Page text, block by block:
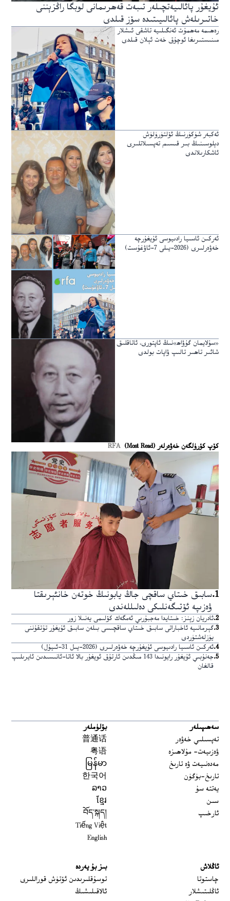
ئۇيغۇر پائالىيەتچىلەر تىبەت قەھرىمانى لوبگا راڭزېننى
خاتىرىلەش پائالىيىتىدە سۆز قىلدى
رەھىمە مەھمۇت ئەنگىلىيە تاشقى ئىشلار
مىنىستىرىغا ئوچۇق خەت ئېلان قىلدى
ئەكبەر شۈكۈرنىڭ ئۆلتۈرۈلۈش
دېلوسىنىڭ بىر قىسىم تەپسىلاتلىرى
ئاشكارىلاندى
ئەركىن ئاسىيا رادىيوسى ئۇيغۇرچە
خەۋەرلىرى (2026-يىلى 7-ئاۋغۇست)
«سۇلايمان گۇۋاھ»نىڭ ئاپتورى، ئاتاقلىق
شائىر تاھىر تالىپ ۋاپات بولدى
كۆپ كۆرۈلگەن خەۋەرلەر (Most Read) RFA
1
.سابىق خىتاي ساقچى جاڭ يابونىڭ خوتەن خانئېرىقتا
ۋەزىپە ئۆتىگەنلىكى دەلىللەندى
2
.ئادريان زېنز: خىتايدا مەجبۇرىي ئەمگەك كۆلىمى يەنىلا زور
3
.گېرمانىيە ئاخباراتى سابىق خىتاي ساقچىسى بىلەن سابىق ئۇيغۇر تۇتقۇننى
يۈزلەشتۈردى
4
.ئەركىن ئاسىيا رادىيوسى ئۇيغۇرچە خەۋەرلىرى (2026-يىل 31-ئىيۇل)
5
.
جەنۇبىي ئۇيغۇر رايونىدا 143 مىڭدىن ئارتۇق ئويغۇر بالا ئاتا-ئانىسىدىن ئايرىلىپ
قالغان
سەھىپىلەر
تەپسىلىي خەۋەر
ۋەزىيەت- مۇلاھىزە
مەدەنىيەت ۋە تارىخ
تارىخ-بۈگۈن
يەتتە سۇ
سىن
ئارخىپ
بۆلۈملەر
普通话
粤语
မြန်မာ
한국어
ລາວ
ខ្មែរ
བོད་སྐད།
Tiếng Việt
English
ئاڭلاش
چاستوتا
ئاڭلىتىشلار
بىز بۇ يەردە
توسۇقلىرىدىن ئۆتۈش قوراللىرى
ئالاقىلىشىڭ